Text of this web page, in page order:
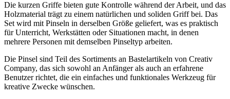
Die kurzen Griffe bieten gute Kontrolle während der Arbeit, und das
Holzmaterial trägt zu einem natürlichen und soliden Griff bei. Das
Set wird mit Pinseln in derselben Größe geliefert, was es praktisch
für Unterricht, Werkstätten oder Situationen macht, in denen
mehrere Personen mit demselben Pinseltyp arbeiten.
Die Pinsel sind Teil des Sortiments an Bastelartikeln von Creativ
Company, das sich sowohl an Anfänger als auch an erfahrene
Benutzer richtet, die ein einfaches und funktionales Werkzeug für
kreative Zwecke wünschen.